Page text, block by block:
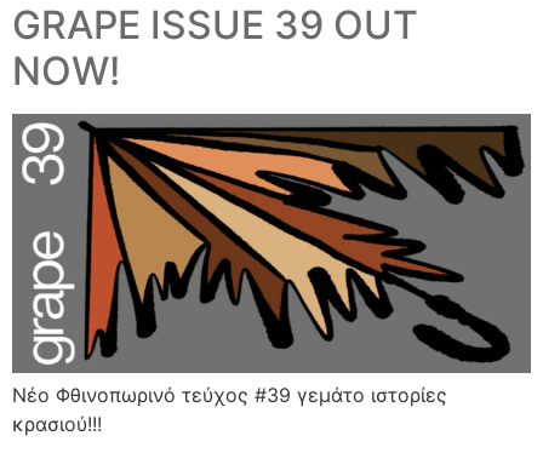
GRAPE ISSUE 39 OUT
NOW!
Νέο Φθινοπωρινό τεύχος #39 γεμάτο ιστορίες
κρασιού!!!